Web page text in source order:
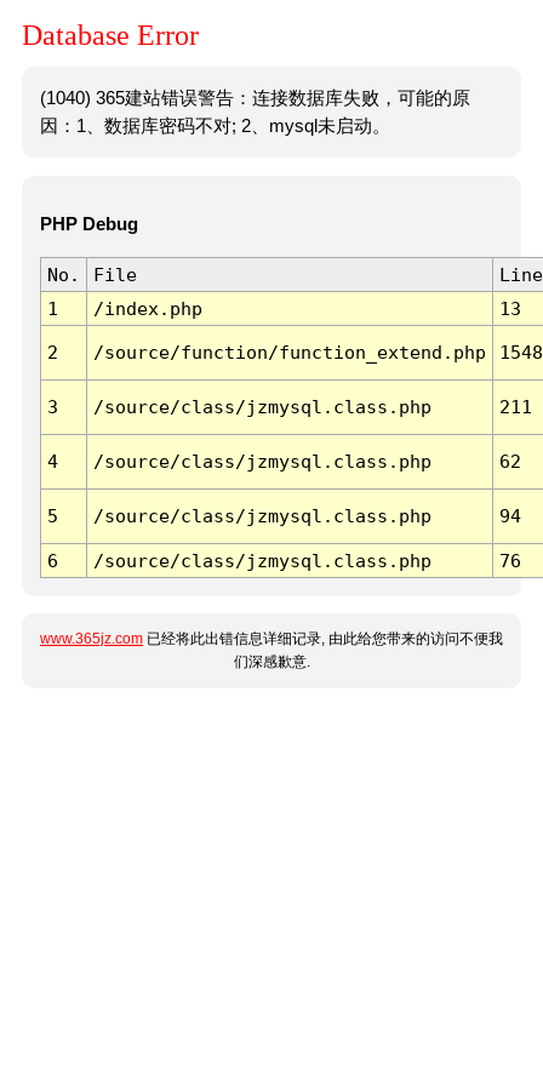
Database Error
(1040) 365建站错误警告：连接数据库失败，可能的原
因：1、数据库密码不对; 2、mysql未启动。
PHP Debug
No. File
Line
1
/index.php 13
2 /source/function/function_extend.php 1548
3 /source/class/jzmysql.class.php 211
4 /source/class/jzmysql.class.php 62
5 /source/class/jzmysql.class.php 94
6 /source/class/jzmysql.class.php 76
www.365jz.com 已经将此出错信息详细记录, 由此给您带来的访问不便我
们深感歉意.